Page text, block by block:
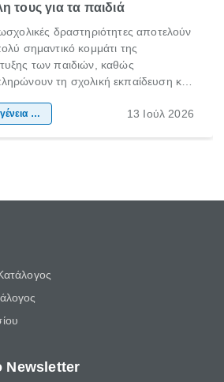
τους για τα παιδιά
δραστηριότητες αποτελούν
σημαντικό κομμάτι της
των παιδιών, καθώς
τη σχολική εκπαίδευση και
της κοινωνικότητας
οικογένεια & παιδί 13 Ιούλ 2026
Newsletter